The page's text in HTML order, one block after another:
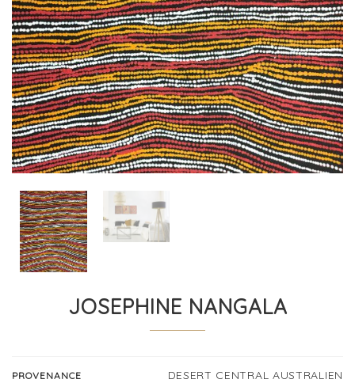
JOSEPHINE NANGALA
PROVENANCE DESERT CENTRAL AUSTRALIEN